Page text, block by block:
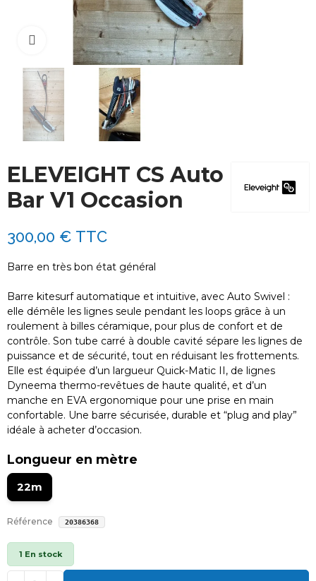
Cliquez pour agrandir
ELEVEIGHT CS Auto
Bar V1 Occasion
300,00 € TTC
Barre en très bon état général
Barre kitesurf automatique et intuitive, avec Auto Swivel :
elle démêle les lignes seule pendant les loops grâce à un
roulement à billes céramique, pour plus de confort et de
contrôle. Son tube carré à double cavité sépare les lignes de
puissance et de sécurité, tout en réduisant les frottements.
Elle est équipée d’un largueur Quick-Matic II, de lignes
Dyneema thermo-revêtues de haute qualité, et d’un
manche en EVA ergonomique pour une prise en main
confortable. Une barre sécurisée, durable et “plug and play”
idéale à acheter d’occasion.
Longueur en mètre
22m
Référence 20386368
1 En stock